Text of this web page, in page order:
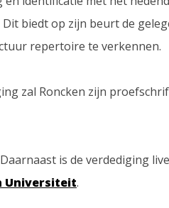
biedt op zijn beurt de
repertoire te verkennen.
zal Roncken zijn
is de verdediging
Universiteit.